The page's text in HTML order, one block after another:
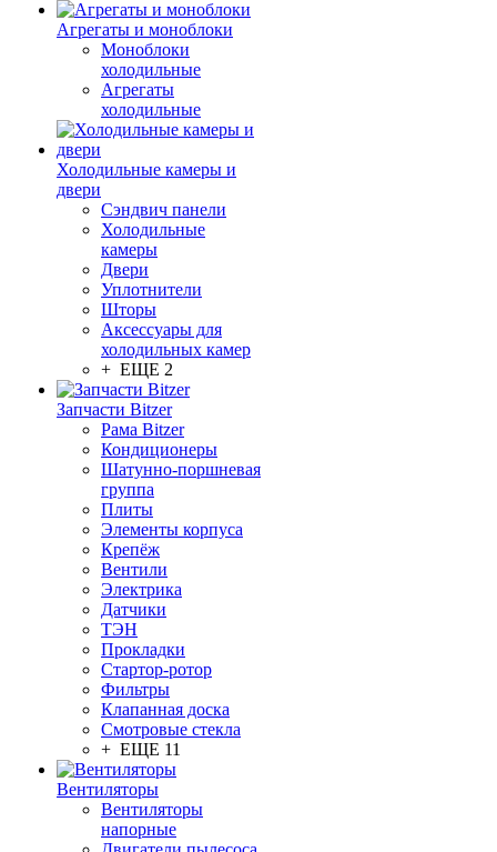
Агрегаты и моноблоки
Моноблоки
холодильные
Агрегаты
холодильные
Холодильные камеры и
двери
Сэндвич панели
Холодильные
камеры
Двери
Уплотнители
Шторы
Аксессуары для
холодильных камер
+ ЕЩЕ 2
Запчасти Bitzer
Рама Bitzer
Кондиционеры
Шатунно-поршневая
группа
Плиты
Элементы корпуса
Крепёж
Вентили
Электрика
Датчики
ТЭН
Прокладки
Стартор-ротор
Фильтры
Клапанная доска
Смотровые стекла
+ ЕЩЕ 11
Вентиляторы
Вентиляторы
напорные